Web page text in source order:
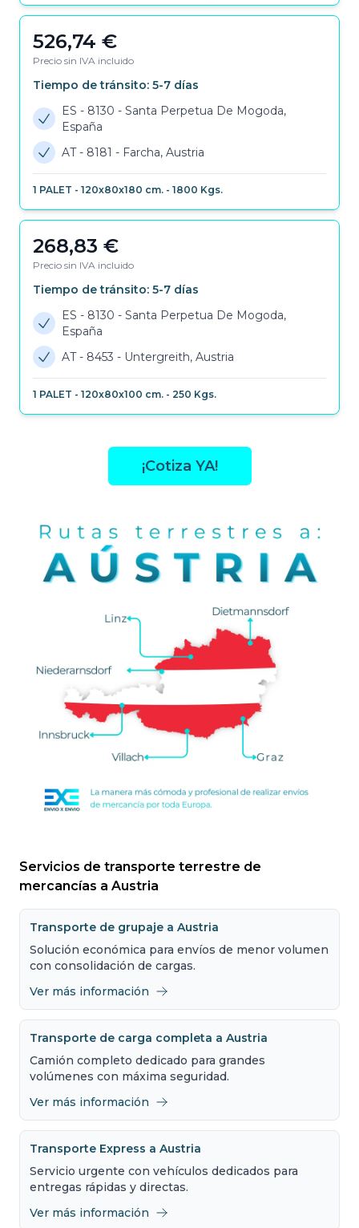
526,74 €
Precio sin IVA incluido
Tiempo de tránsito: 5-7 días
ES - 8130 - Santa Perpetua De Mogoda,
España
AT - 8181 - Farcha, Austria
1 PALET - 120x80x180 cm. - 1800 Kgs.
268,83 €
Precio sin IVA incluido
Tiempo de tránsito: 5-7 días
ES - 8130 - Santa Perpetua De Mogoda,
España
AT - 8453 - Untergreith, Austria
1 PALET - 120x80x100 cm. - 250 Kgs.
¡Cotiza YA!
Servicios de transporte terrestre de
mercancías a Austria
Transporte de grupaje a Austria
Solución económica para envíos de menor volumen
con consolidación de cargas.
Ver más información
Transporte de carga completa a Austria
Camión completo dedicado para grandes
volúmenes con máxima seguridad.
Ver más información
Transporte Express a Austria
Servicio urgente con vehículos dedicados para
entregas rápidas y directas.
Ver más información